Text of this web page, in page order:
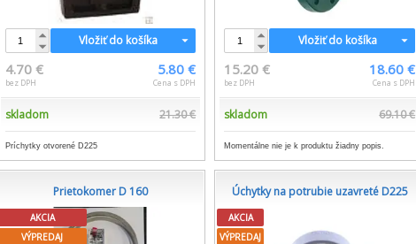
Vložiť do košíka
4.70 €
bez DPH
5.80 €
Cena s DPH
skladom 21.30 €
Príchytky otvorené D225
Vložiť do košíka
15.20 €
bez DPH
18.60 €
Cena s DPH
skladom 69.10 €
Momentálne nie je k produktu žiadny popis.
Prietokomer D 160
AKCIA
VÝPREDAJ
Úchytky na potrubie uzavreté D225
AKCIA
VÝPREDAJ